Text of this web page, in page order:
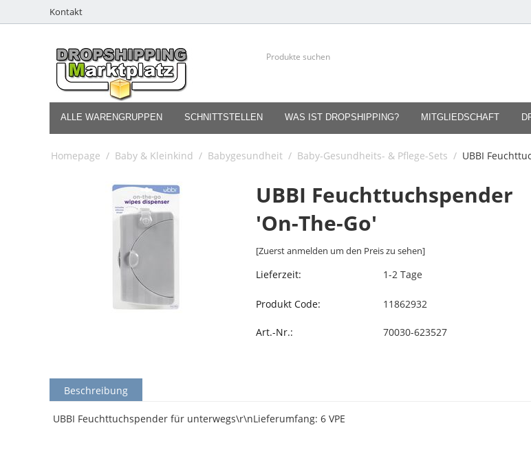
Kontakt
ALLE WARENGRUPPEN SCHNITTSTELLEN WAS IST DROPSHIPPING? MITGLIEDSCHAFT
Homepage / Baby & Kleinkind / Babygesundheit / Baby-Gesundheits- & Pflege-Sets / UBBI
UBBI Feuchttuchspender
'On-The-Go'
[Zuerst anmelden um den Preis zu sehen]
Lieferzeit: 1-2 Tage
Produkt Code: 11862932
Art.-Nr.: 70030-623527
Beschreibung
UBBI Feuchttuchspender für unterwegs\r\nLieferumfang: 6 VPE